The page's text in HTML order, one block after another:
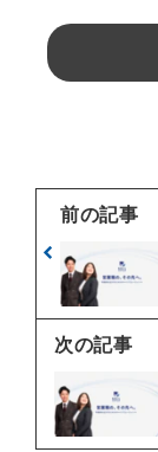
前の記事
次の記事